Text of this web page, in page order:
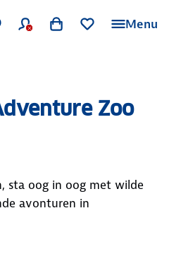
Menu
Zoo
sta oog in oog met wilde
avonturen in